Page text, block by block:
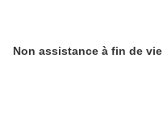
Non assistance à fin de vie